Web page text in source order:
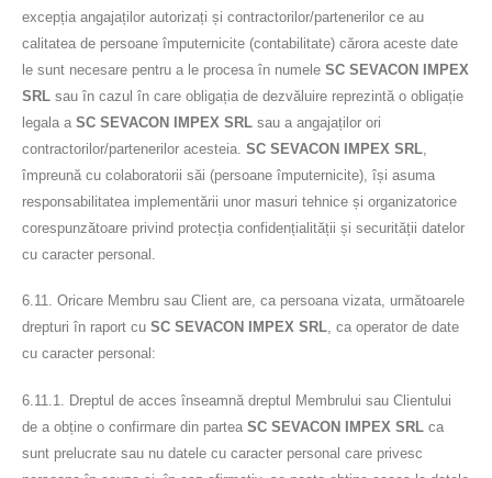
excepția angajaților autorizați și contractorilor/partenerilor ce au
calitatea de persoane împuternicite (contabilitate) cărora aceste date
le sunt necesare pentru a le procesa în numele SC SEVACON IMPEX
SRL sau în cazul în care obligația de dezvăluire reprezintă o obligație
legala a SC SEVACON IMPEX SRL sau a angajaților ori
contractorilor/partenerilor acesteia. SC SEVACON IMPEX SRL
împreună cu colaboratorii săi (persoane împuternicite), își asuma
responsabilitatea implementării unor masuri tehnice și organizatorice
corespunzătoare privind protecția confidențialității și securității datelor
cu caracter personal.
6.11. Oricare Membru sau Client are, ca persoana vizata, următoarele
drepturi în raport cu SC SEVACON IMPEX SRL, ca operator de date
cu caracter personal:
6.11.1. Dreptul de acces înseamnă dreptul Membrului sau Clientului
de a obține o confirmare din partea SC SEVACON IMPEX SRL ca
sunt prelucrate sau nu datele cu caracter personal care privesc